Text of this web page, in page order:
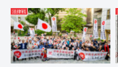
強行しようとしている「仲村覚の
実名公表」。行政側はこの行為
を、特定の個人を社会的制裁に追
い込むための「仕上げ」だと考え
て...
法律戦